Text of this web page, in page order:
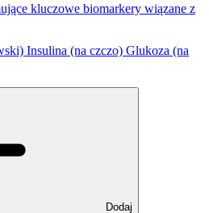
kluczowe biomarkery wiązane z
Insulina (na czczo) Glukoza (na
Dodaj